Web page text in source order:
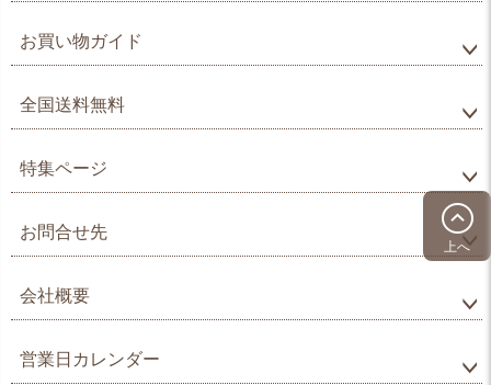
上へ
お買い物ガイド
全国送料無料
特集ページ
お問合せ先
会社概要
営業日カレンダー